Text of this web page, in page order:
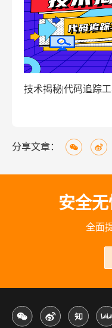
技术揭秘|代码追踪工
分享文章：
安全
全面